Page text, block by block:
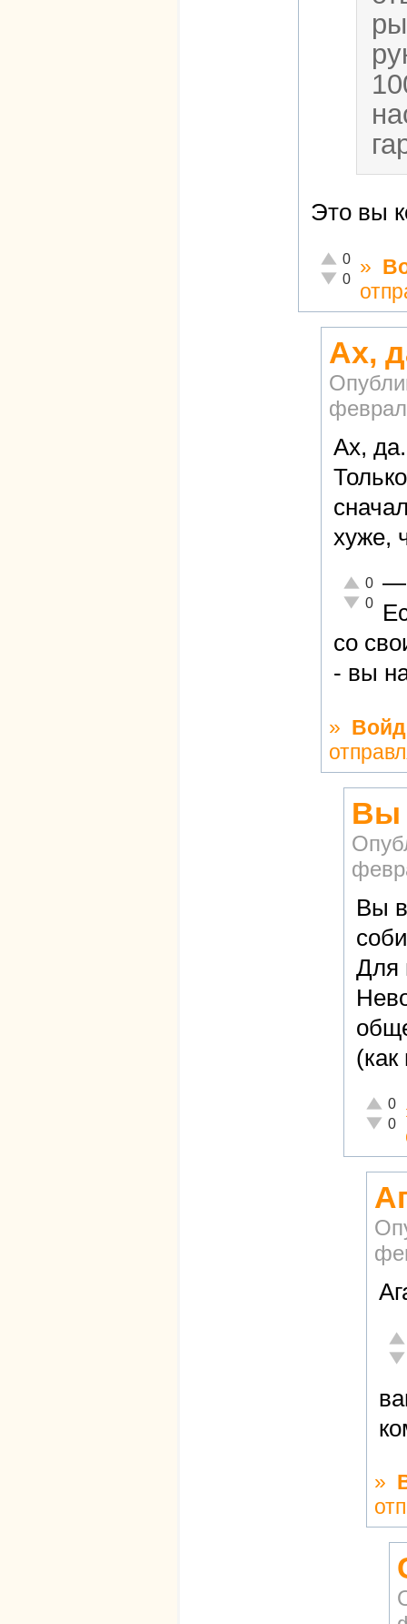
Это вы
Отлично!
0
Неадекватно!
0
»
Ах,
Ах,
хуже,
Отлично!
0
0
—
со
- вы
»
Вы
Вы
Для
0
0
»